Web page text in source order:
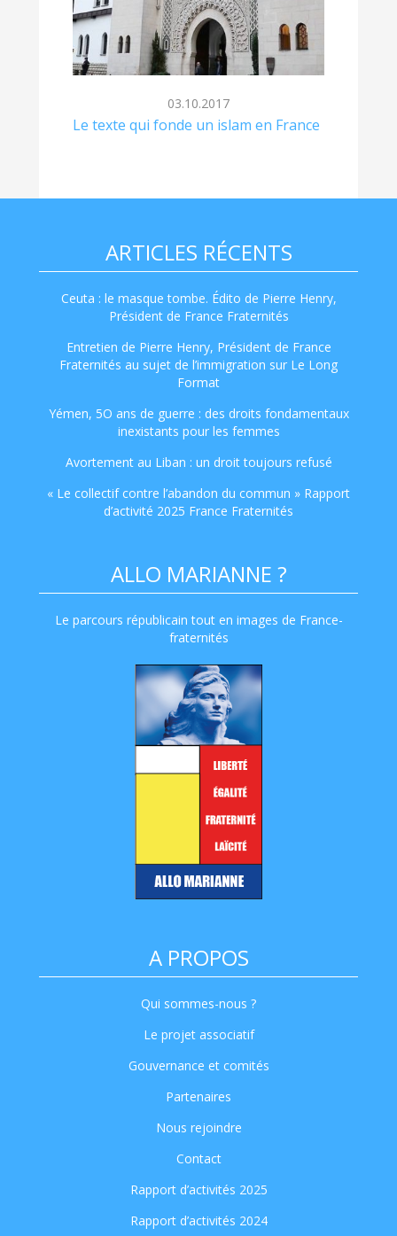
03.10.2017
Le texte qui fonde un islam en France
ARTICLES RÉCENTS
Ceuta : le masque tombe. Édito de Pierre Henry,
Président de France Fraternités
Entretien de Pierre Henry, Président de France
Fraternités au sujet de l’immigration sur Le Long
Format
Yémen, 5O ans de guerre : des droits fondamentaux
inexistants pour les femmes
Avortement au Liban : un droit toujours refusé
« Le collectif contre l’abandon du commun » Rapport
d’activité 2025 France Fraternités
ALLO MARIANNE ?
Le parcours républicain tout en images de France-
fraternités
A PROPOS
Qui sommes-nous ?
Le projet associatif
Gouvernance et comités
Partenaires
Nous rejoindre
Contact
Rapport d’activités 2025
Rapport d’activités 2024